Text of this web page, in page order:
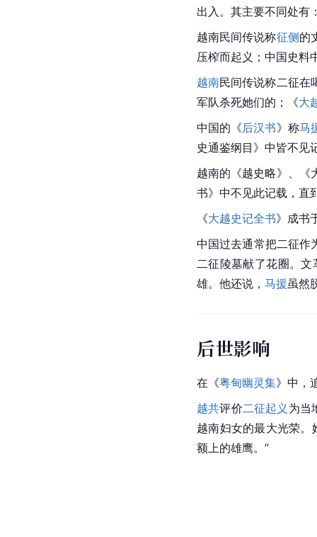
出入。其主要不同处有
越南民间传说称征侧的
压榨而起义；中国史料
越南民间传说称二征在
军队杀死她们的；《大
中国的《后汉书》称马
史通鉴纲目》中皆不见
越南的《越史略》、《
书》中不见此记载，直
《大越史记全书》成书
中国过去通常把二征作
二征陵墓献了花圈。
雄。他还说， 马援虽然
后世影响
在《粤甸幽灵集》中，
越共评价二征起义 为当
越南妇女的最大光荣。
额上的雄鹰。”